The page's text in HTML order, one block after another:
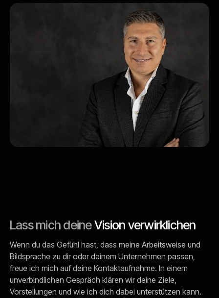
Lass mich deineVision verwirklichen
Wenn du das Gefühl hast, dass meine Arbeitsweise und
Bildsprache zu dir oder deinem Unternehmen passen,
freue ich mich auf deine Kontaktaufnahme. In einem
unverbindlichen Gespräch klären wir deine Ziele,
Vorstellungen und wie ich dich dabei unterstützen kann.